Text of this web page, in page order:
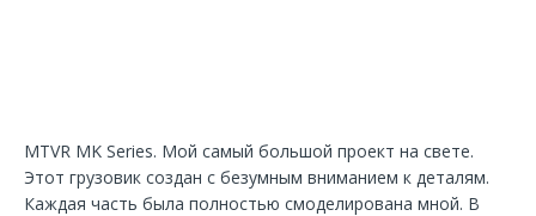
MTVR MK Series. Мой самый большой проект на свете.
Этот грузовик создан с безумным вниманием к деталям.
Каждая часть была полностью смоделирована мной. В